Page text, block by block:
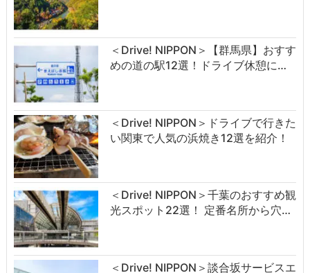
＜Drive! NIPPON＞【群馬県】おすす
めの道の駅12選！ドライブ休憩に…
＜Drive! NIPPON＞ドライブで行きた
い関東で人気の浜焼き12選を紹介！
＜Drive! NIPPON＞千葉のおすすめ観
光スポット22選！ 定番名所から穴…
＜Drive! NIPPON＞談合坂サービスエ